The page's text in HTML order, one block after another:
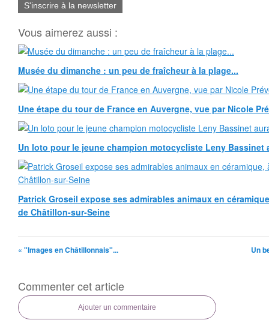
S'inscrire à la newsletter
Vous aimerez aussi :
Musée du dimanche : un peu de fraîcheur à la plage...
Une étape du tour de France en Auvergne, vue par Nicole
Un loto pour le jeune champion motocycliste Leny Bassinet
Patrick Groseil expose ses admirables animaux en
de Châtillon-sur-Seine
« "Images en Châtillonnais"... Un
Commenter cet article
Ajouter un commentaire